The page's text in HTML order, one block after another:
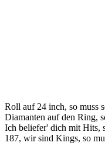
Roll auf 24 inch, so muss
Diamanten auf den Ring,
Ich beliefer' dich mit Hits,
187, wir sind Kings, so